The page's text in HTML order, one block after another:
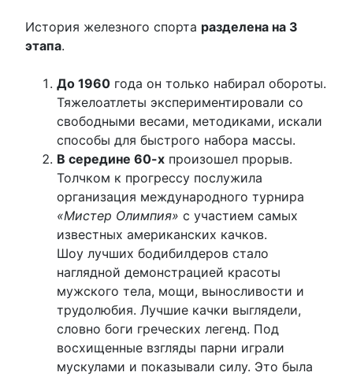
История железного спорта разделена на 3
этапа.
До 1960 года он только набирал обороты.
Тяжелоатлеты экспериментировали со
свободными весами, методиками, искали
способы для быстрого набора массы.
В середине 60-х произошел прорыв.
Толчком к прогрессу послужила
организация международного турнира
«Мистер Олимпия» с участием самых
известных американских качков.
Шоу лучших бодибилдеров стало
наглядной демонстрацией красоты
мужского тела, мощи, выносливости и
трудолюбия. Лучшие качки выглядели,
словно боги греческих легенд. Под
восхищенные взгляды парни играли
мускулами и показывали силу. Это была